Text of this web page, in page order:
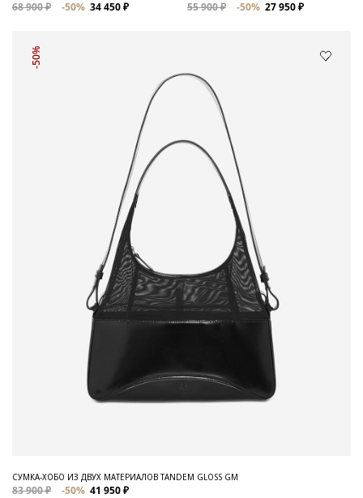
68 900 ₽ -50% 34 450 ₽ 55 900 ₽ -50% 27 950 ₽
-50%
СУМКА-ХОБО ИЗ ДВУХ МАТЕРИАЛОВ TANDEM GLOSS GM
83 900 ₽ -50% 41 950 ₽